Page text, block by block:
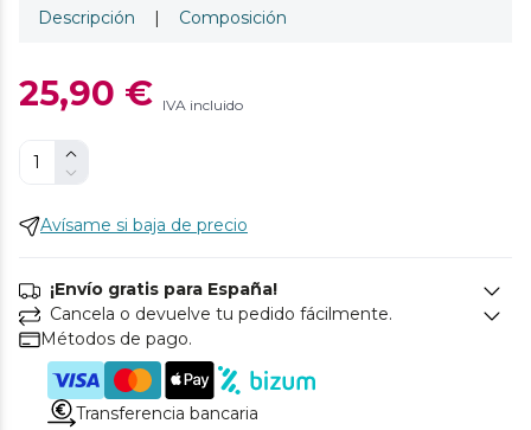
Descripción | Composición
25,90 € IVA incluido
Avísame si baja de precio
¡Envío gratis para España!
Cancela o devuelve tu pedido fácilmente.
Métodos de pago.
Transferencia bancaria